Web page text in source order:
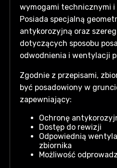
wymogami technicznymi i
Posiada specjalną
antykorozyjną oraz
dotyczących sposobu
odwodnienia i wentylacji
Zgodnie z przepisami,
być posadowiony w
zapewniający:
Ochronę
Dostęp do rewizji
Odpowiednią
zbiornika
Możliwość